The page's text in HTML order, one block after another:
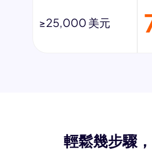
≥25,000 美元
輕鬆幾步驟